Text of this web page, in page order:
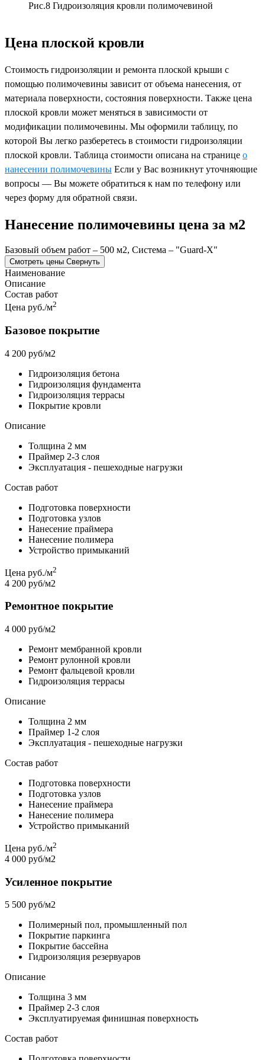
Рис.8 Гидроизоляция кровли полимочевиной
Цена плоской кровли
Стоимость гидроизоляции и ремонта плоской крыши с
помощью полимочевины зависит от объема нанесения, от
материала поверхности, состояния поверхности. Также цена
плоской кровли может меняться в зависимости от
модификации полимочевины. Мы оформили таблицу, по
которой Вы легко разберетесь в стоимости гидроизоляции
плоской кровли. Таблица стоимости описана на странице о
нанесении полимочевины Если у Вас возникнут уточняющие
вопросы — Вы можете обратиться к нам по телефону или
через форму для обратной связи.
Нанесение полимочевины цена за м2
Базовый объем работ – 500 м2, Система – "Guard-X"
Смотреть цены Свернуть
Наименование
Описание
Состав работ
Цена руб./м2
Базовое покрытие
4 200 руб/м2
Гидроизоляция бетона
Гидроизоляция фундамента
Гидроизоляция террасы
Покрытие кровли
Описание
Толщина 2 мм
Праймер 2-3 слоя
Эксплуатация - пешеходные нагрузки
Состав работ
Подготовка поверхности
Подготовка узлов
Нанесение праймера
Нанесение полимера
Устройство примыканий
Цена руб./м2
4 200 руб/м2
Ремонтное покрытие
4 000 руб/м2
Ремонт мембранной кровли
Ремонт рулонной кровли
Ремонт фальцевой кровли
Гидроизоляция террасы
Описание
Толщина 2 мм
Праймер 1-2 слоя
Эксплуатация - пешеходные нагрузки
Состав работ
Подготовка поверхности
Подготовка узлов
Нанесение праймера
Нанесение полимера
Устройство примыканий
Цена руб./м2
4 000 руб/м2
Усиленное покрытие
5 500 руб/м2
Полимерный пол, промышленный пол
Покрытие паркинга
Покрытие бассейна
Гидроизоляция резервуаров
Описание
Толщина 3 мм
Праймер 2-3 слоя
Эксплуатируемая финишная поверхность
Состав работ